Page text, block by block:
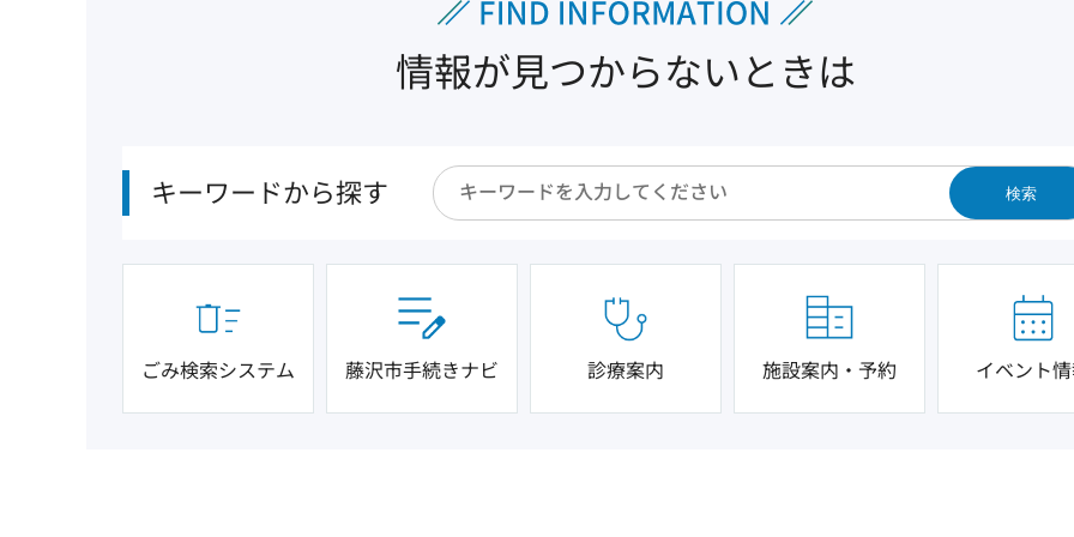
情報が見つからないときは
キーワードから探す 検索
ごみ検索システム 藤沢市手続きナビ 診療案内 施設案内・予約 イベント